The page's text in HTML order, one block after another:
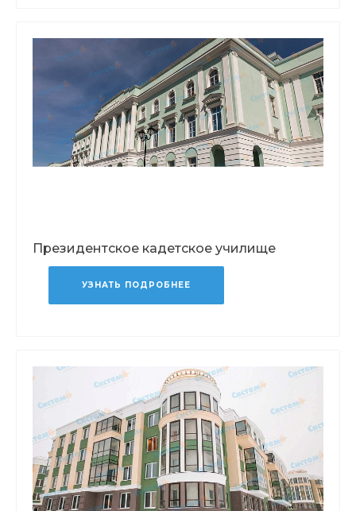
Президентское кадетское училище
УЗНАТЬ ПОДРОБНЕЕ